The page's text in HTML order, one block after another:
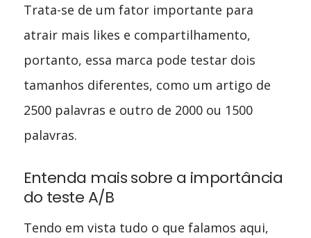
Trata-se de um fator importante para
atrair mais likes e compartilhamento,
portanto, essa marca pode testar dois
tamanhos diferentes, como um artigo de
2500 palavras e outro de 2000 ou 1500
palavras.
Entenda mais sobre a importância
do teste A/B
Tendo em vista tudo o que falamos aqui,